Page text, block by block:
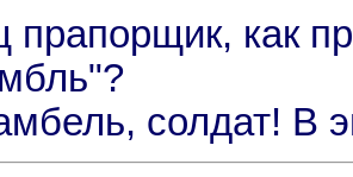
прапорщик, как
солдат! В